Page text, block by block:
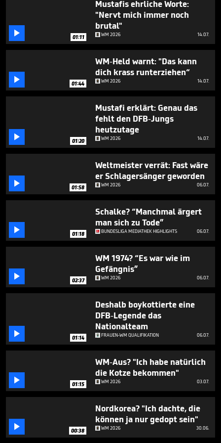
seconds
 01:11
Mustafis ehrliche Worte:
"Nervt mich immer noch
brutal"
WM 2026 14.07.
 01:44
WM-Held warnt: "Das kann
dich krass runterziehen“
WM 2026 14.07.
 01:20
Mustafi erklärt: Genau das
fehlt den DFB-Jungs
heutzutage
WM 2026 14.07.
 01:58
Weltmeister verrät: Fast wäre
er Schlagersänger geworden
WM 2026 06.07.
 01:18
Schalke? “Manchmal ärgert
man sich zu Tode”
BUNDESLIGA MEDIATHEK HIGHLIGHTS 06.07.
 02:37
WM 1974? “Es war wie im
Gefängnis”
WM 2026 06.07.
 01:14
Deshalb boykottierte eine
DFB-Legende das
Nationalteam
FRAUEN-WM QUALIFIKATION 06.07.
 01:15
WM-Aus? "Ich habe natürlich
die Kotze bekommen"
WM 2026 03.07.
 00:38
Nordkorea? "Ich dachte, die
können ja nur gedopt sein"
WM 2026 30.06.